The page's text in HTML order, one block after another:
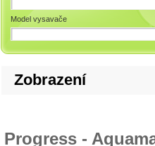
Model vysavače
Zobrazení
Progress -